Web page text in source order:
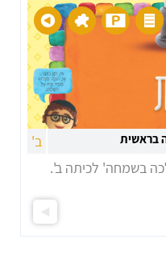
ב'
בשמחה' לכיתה ב'.